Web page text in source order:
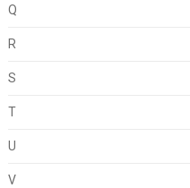
Q
R
S
T
U
V